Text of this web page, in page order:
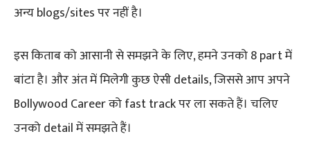
अन्य blogs/sites पर नहीं है।
इस किताब को आसानी से समझने के लिए, हमने उनको 8 part में
बांटा है। और अंत में मिलेगी कुछ ऐसी details, जिससे आप अपने
Bollywood Career को fast track पर ला सकते हैं। चलिए
उनको detail में समझते हैं।